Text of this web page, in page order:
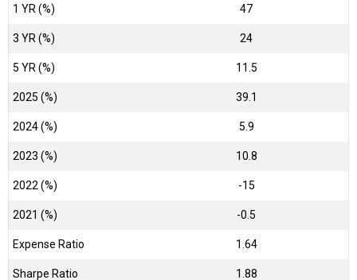
1 YR (%) 47
3 YR (%) 24
5 YR (%) 11.5
2025 (%) 39.1
2024 (%) 5.9
2023 (%) 10.8
2022 (%) -15
2021 (%) -0.5
Expense Ratio 1.64
Sharpe Ratio 1.88